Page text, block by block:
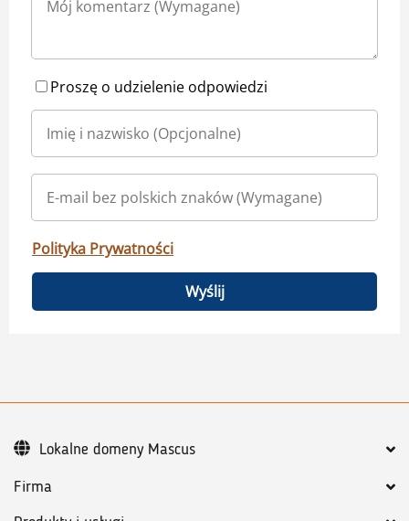
Proszę o udzielenie odpowiedzi
Polityka Prywatności
Wyślij
Firma
Lokalne domeny Mascus